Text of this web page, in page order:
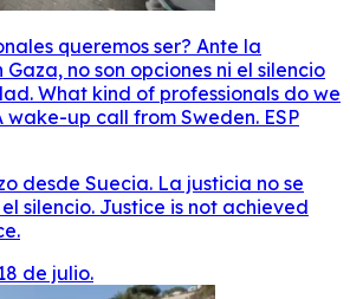
queremos ser? Ante la
no son opciones ni el silencio
What kind of professionals do we
wake-up call from Sweden. ESP
desde Suecia. La justicia no se
silencio. Justice is not achieved
de julio.